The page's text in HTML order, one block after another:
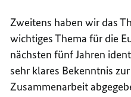
Zweitens haben wir das
wichtiges Thema für die
nächsten fünf Jahren
sehr klares Bekenntnis
Zusammenarbeit